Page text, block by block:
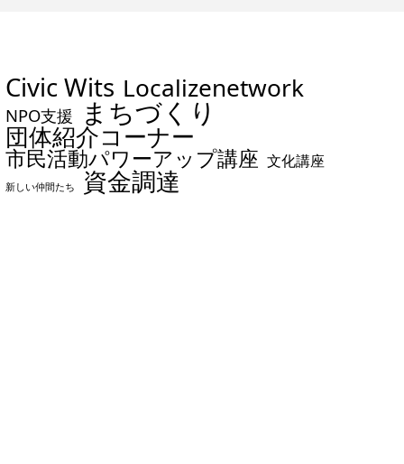
Civic Wits Localizenetwork
NPO支援 まちづくり
団体紹介コーナー
市民活動パワーアップ講座 文化講座
新しい仲間たち 資金調達